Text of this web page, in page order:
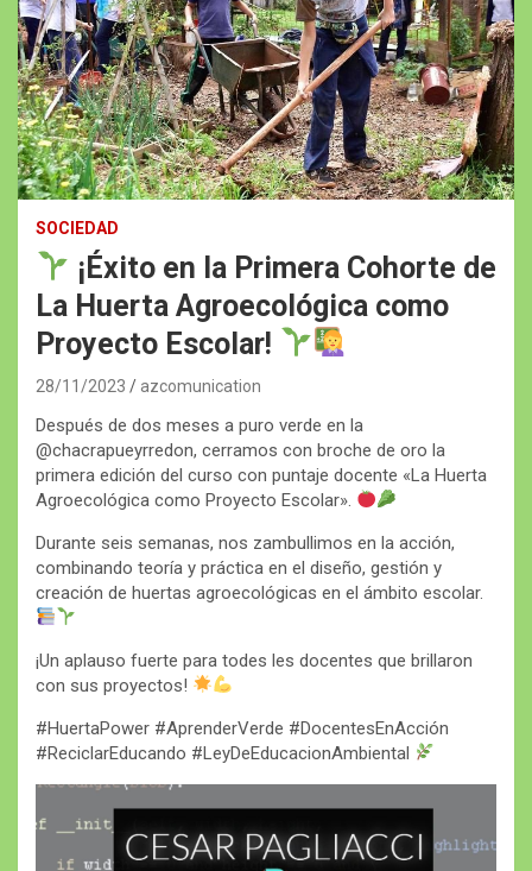
SOCIEDAD
¡Éxito en la Primera Cohorte de
La Huerta Agroecológica como
Proyecto Escolar!
28/11/2023 azcomunication
Después de dos meses a puro verde en la
@chacrapueyrredon, cerramos con broche de oro la
primera edición del curso con puntaje docente «La Huerta
Agroecológica como Proyecto Escolar».
Durante seis semanas, nos zambullimos en la acción,
combinando teoría y práctica en el diseño, gestión y
creación de huertas agroecológicas en el ámbito escolar.
¡Un aplauso fuerte para todes les docentes que brillaron
con sus proyectos!
#HuertaPower #AprenderVerde #DocentesEnAcción
#ReciclarEducando #LeyDeEducacionAmbiental